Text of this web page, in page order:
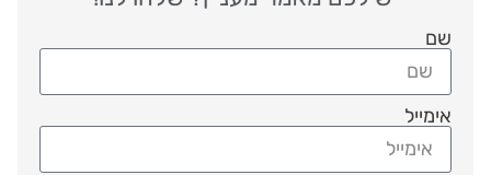
שם
אימייל